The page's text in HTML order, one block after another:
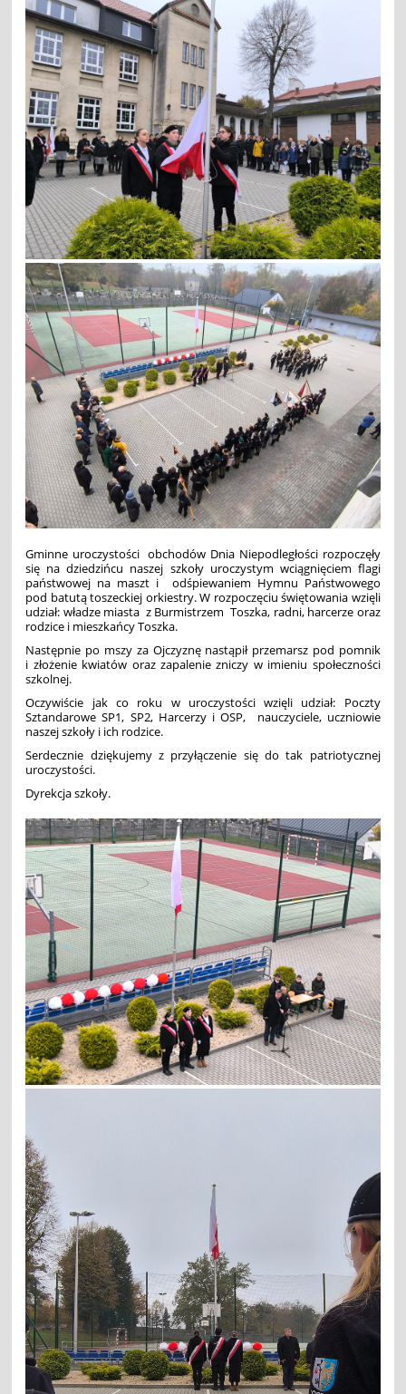
Gminne uroczystości obchodów Dnia Niepodległości rozpoczęły
się na dziedzińcu naszej szkoły uroczystym wciągnięciem flagi
państwowej na maszt i odśpiewaniem Hymnu Państwowego
pod batutą toszeckiej orkiestry. W rozpoczęciu świętowania wzięli
udział: władze miasta z Burmistrzem Toszka, radni, harcerze oraz
rodzice i mieszkańcy Toszka.
Następnie po mszy za Ojczyznę nastąpił przemarsz pod pomnik
i złożenie kwiatów oraz zapalenie zniczy w imieniu społeczności
szkolnej.
Oczywiście jak co roku w uroczystości wzięli udział: Poczty
Sztandarowe SP1, SP2, Harcerzy i OSP, nauczyciele, uczniowie
naszej szkoły i ich rodzice.
Serdecznie dziękujemy z przyłączenie się do tak patriotycznej
uroczystości.
Dyrekcja szkoły.